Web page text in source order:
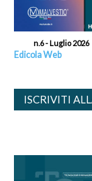
n.6 - Luglio 2026
Edicola Web
ISCRIVITI